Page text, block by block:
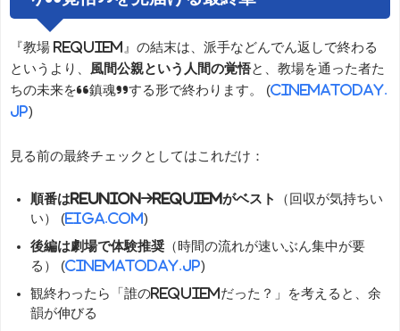
『教場 Requiem』の結末は、派手などんでん返しで終わる
というより、 風間公親という人間の覚悟と、教場を通った者た
ちの未来を“鎮魂”する形で終わります。 (cinematoday.
jp)
見る前の最終チェックとしてはこれだけ：
順番はReunion→Requiemがベスト
（回収が気持ちい
い） (eiga.com)
後編は劇場で体験推奨（時間の流れが速いぶん集中が要
る） (cinematoday.jp)
観終わったら「誰のRequiemだった？」を考えると、余
韻が伸びる